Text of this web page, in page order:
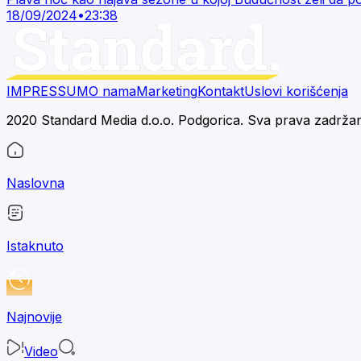
18/09/2024•23:38
IMPRESSUMO namaMarketingKontaktUslovi korišćenja
2020 Standard Media d.o.o. Podgorica. Sva prava
Naslovna
Istaknuto
Najnovije
Video